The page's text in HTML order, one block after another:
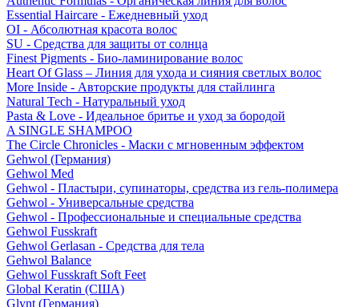
Essential Haircare - Eжедневный уход
OI - Абсолютная красота волос
SU - Средства для защиты от солнца
Finest Pigments - Био-ламинирование волос
Heart Of Glass – Линия для ухода и сияния светлых волос
More Inside - Авторские продукты для стайлинга
Natural Tech - Натуральный уход
Pasta & Love - Идеальное бритье и уход за бородой
A SINGLE SHAMPOO
The Circle Chronicles - Маски с мгновенным эффектом
Gehwol (Германия)
Gehwol Med
Gehwol - Пластыри, супинаторы, средства из гель-полимера
Gehwol - Универсальные средства
Gehwol - Профессиональные и специальные средства
Gehwol Fusskraft
Gehwol Gerlasan - Средства для тела
Gehwol Balance
Gehwol Fusskraft Soft Feet
Global Keratin (США)
Glynt (Германия)